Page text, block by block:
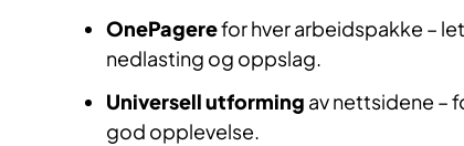
OnePagerefor hver arbeidspakke –
nedlasting og oppslag.
Universell utforming av nettsidene –
god opplevelse.